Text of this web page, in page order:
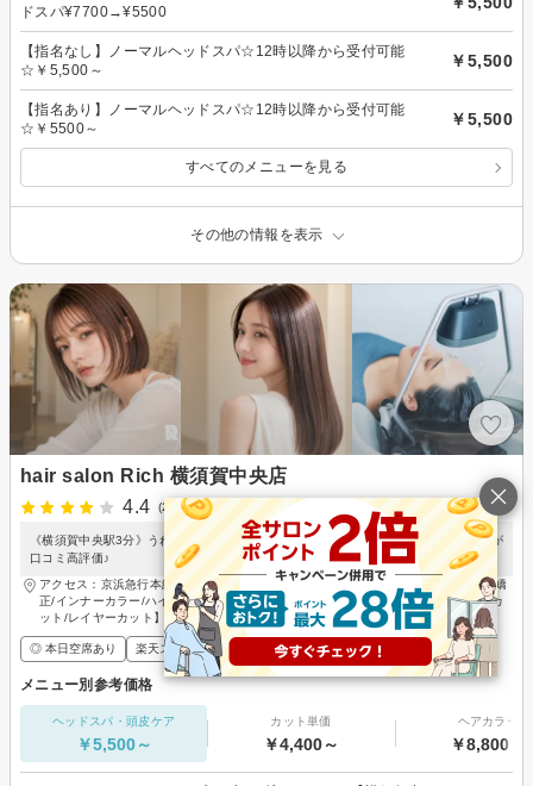
ドスパ¥7700→¥5500
【指名なし】ノーマルヘッドスパ☆12時以降から受付可能
☆￥5,500～
￥5,500
【指名あり】ノーマルヘッドスパ☆12時以降から受付可能
☆￥5500～
￥5,500
すべてのメニューを見る
その他の情報を表示
hair salon Rich 横須賀中央店
4.4
(22件)
《横須賀中央駅3分》うねり/広がり/癖毛に縮毛矯正×髪質改善Aujuaトリートメントが
口コミ高評価♪
アクセス：京浜急行本線 横須賀中央駅 徒歩3分【横須賀中央/横須賀/髪質改善/縮毛矯
正/インナーカラー/ハイライト/イヤリングカラー/白髪ぼかし/ヘッドスパ/ショートカ
ット/レイヤーカット】
◎ 本日空席あり 楽天スーパーDEAL ポイントが貯まる・使える メンズ歓迎
メニュー別参考価格
ヘッドスパ・頭皮ケア
￥5,500～
カット単価
￥4,400～
ヘアカラー
￥8,800～